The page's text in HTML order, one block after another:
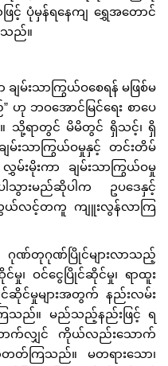
ပုံမှန်ရနေကျ ရွှေအ‌တောင်
ည်။
ျမ်းသာကြွယ်ဝစေရန် မဖြစ်မ
ဟု ဘဝအောင်မြင်ရေး စာပေ
သို့ရာတွင် မိမိတွင် ရှိသင့်၊ ရှိ
းသာကြွယ်ဝမှုနှင့် တင်းတိမ်
မ်းမိုးကာ ချမ်းသာကြွယ်ဝမှု
းမည်ဆိုပါက ဥပဒေနှင့်
လွယ်လင့်တကူ ကျူးလွန်လာကြ
တုဂုဏ်ပြိုင်များလာသည့်
င်မှု၊ ဝင်ငွေပြိုင်ဆိုင်မှု၊ ရာထူး
ဆိုင်မှုများအတွက် နည်းလမ်း
ကြသည်။ မည်သည့်နည်းဖြင့် ရ
သောက်လျှင် ကိုယ်လည်းသောက်
တ်ကြသည်။ မတရားသော၊